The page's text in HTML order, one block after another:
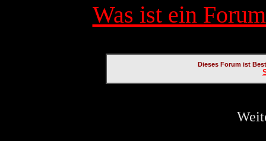
Was ist ein
Dieses Forum ist